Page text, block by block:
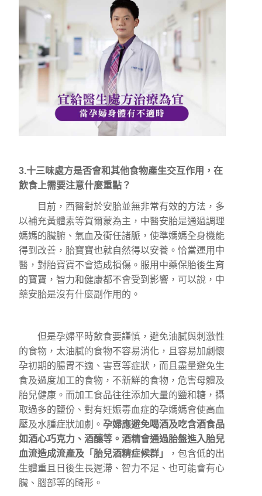
3.十三味處方是否會和其他食物產生交互作用，在
飲食上需要注意什麼重點？
目前，西醫對於安胎並無非常有效的方法，多
以補充黃體素等賀爾蒙為主，中醫安胎是通過調理
媽媽的臟腑、氣血及衝任諸脈，使準媽媽全身機能
得到改善，胎寶寶也就自然得以安養。恰當運用中
醫，對胎寶寶不會造成損傷。服用中藥保胎後生育
的寶寶，智力和健康都不會受到影響，可以說，中
藥安胎是沒有什麼副作用的。
但是孕婦平時飲食要謹慎，避免油膩與刺激性
的食物，太油膩的食物不容易消化，且容易加劇懷
孕初期的腸胃不適、害喜等症狀，而且盡量避免生
食及過度加工的食物，不新鮮的食物，危害母體及
胎兒健康。而加工食品往往添加大量的鹽和糖，攝
取過多的鹽份、對有妊娠毒血症的孕媽媽會使高血
壓及水腫症狀加劇。 孕婦應避免喝酒及吃含酒食品
如酒心巧克力、酒釀等。酒精會通過胎盤進入胎兒
血流造成流產及「胎兒酒精症候群」
，包含低的出
生體重且日後生長遲滯、智力不足、也可能會有心
臟、腦部等的畸形。